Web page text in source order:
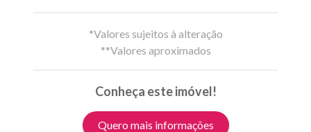
*Valores sujeitos à alteração
**Valores aproximados
Conheça este imóvel!
Quero mais informações